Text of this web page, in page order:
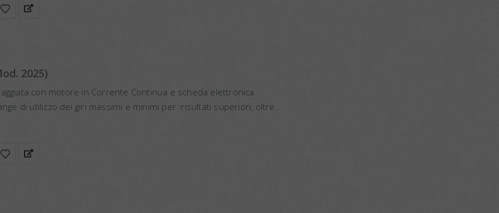
2025)
con motore in Corrente Continua e scheda elettronica
di utilizzo dei giri massimi e minimi per risultati superiori, oltre